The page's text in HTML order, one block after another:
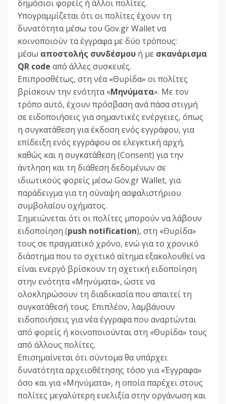
δημόσιοι φορείς ή άλλοι πολίτες.
Υπογραμμίζεται ότι οι πολίτες έχουν τη
δυνατότητα μέσω του Gov.gr Wallet να
κοινοποιούν τα έγγραφα με δύο τρόπους:
μέσω αποστολής συνδέσμου ή με σκανάρισμα
QR code από άλλες συσκευές.
Επιπροσθέτως, στη νέα «Θυρίδα» οι πολίτες
βρίσκουν την ενότητα «Μηνύματα». Με τον
τρόπο αυτό, έχουν πρόσβαση ανά πάσα στιγμή
σε ειδοποιήσεις για σημαντικές ενέργειες, όπως
η συγκατάθεση για έκδοση ενός εγγράφου, για
επίδειξη ενός εγγράφου σε ελεγκτική αρχή,
καθώς και η συγκατάθεση (Consent) για την
άντληση και τη διάθεση δεδομένων σε
ιδιωτικούς φορείς μέσω Gov.gr Wallet, για
παράδειγμα για τη σύναψη ασφαλιστήριου
συμβολαίου οχήματος.
Σημειώνεται ότι οι πολίτες μπορούν να λάβουν
ειδοποίηση (push notification), στη «Θυρίδα»
τους σε πραγματικό χρόνο, ενώ για το χρονικό
διάστημα που το σχετικό αίτημα εξακολουθεί να
είναι ενεργό βρίσκουν τη σχετική ειδοποίηση
στην ενότητα «Μηνύματα», ώστε να
ολοκληρώσουν τη διαδικασία που απαιτεί τη
συγκατάθεσή τους. Επιπλέον, λαμβάνουν
ειδοποιήσεις για νέα έγγραφα που αναρτώνται
από φορείς ή κοινοποιούνται στη «Θυρίδα» τους
από άλλους πολίτες.
Επισημαίνεται ότι σύντομα θα υπάρχει
δυνατότητα αρχειοθέτησης τόσο για «Έγγραφα»
όσο και για «Μηνύματα», η οποία παρέχει στους
πολίτες μεγαλύτερη ευελιξία στην οργάνωση και